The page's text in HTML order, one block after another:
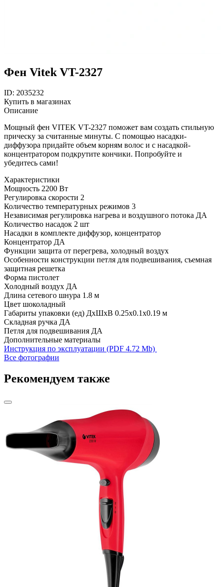
Фен Vitek VT-2327
ID: 2035232
Купить в магазинах
Описание
Мощный фен VITEK VT-2327 поможет вам создать стильную
прическу за считанные минуты. С помощью насадки-
диффузора придайте объем корням волос и с насадкой-
концентратором подкрутите кончики. Попробуйте и
убедитесь сами!
Характеристики
Мощность 2200 Вт
Регулировка скорости 2
Количество температурных режимов 3
Независимая регулировка нагрева и воздушного потока ДА
Количество насадок 2 шт
Насадки в комплекте диффузор, концентратор
Концентратор ДА
Функции защита от перегрева, холодный воздух
Особенности конструкции петля для подвешивания, съемная
защитная решетка
Форма пистолет
Холодный воздух ДА
Длина сетевого шнура 1.8 м
Цвет шоколадный
Габариты упаковки (ед) ДхШхВ 0.25x0.1x0.19 м
Складная ручка ДА
Петля для подвешивания ДА
Дополнительные материалы
Инструкция по эксплуатации (PDF 4.72 Mb)
Все фотографии
Рекомендуем также